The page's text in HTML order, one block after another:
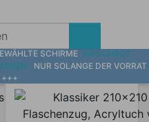
SCHIRME KIRSCHROT
NUR SOLANGE DER VORRAT
+++